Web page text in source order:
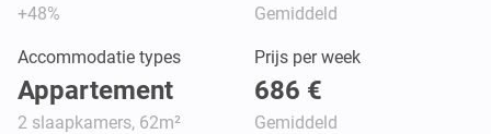
+48% Gemiddeld
Accommodatie types
Appartement
2 slaapkamers, 62m²
Prijs per week
686 €
Gemiddeld